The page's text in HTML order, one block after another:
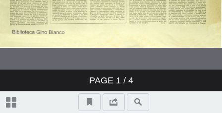
PAGE 1/ 4